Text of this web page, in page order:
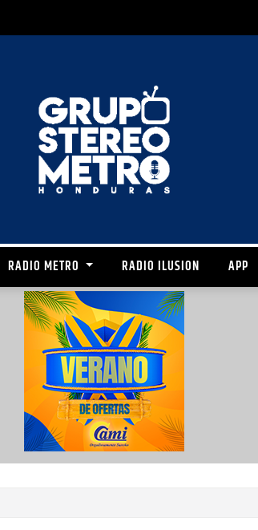
RADIO METRO RADIO ILUSION APP